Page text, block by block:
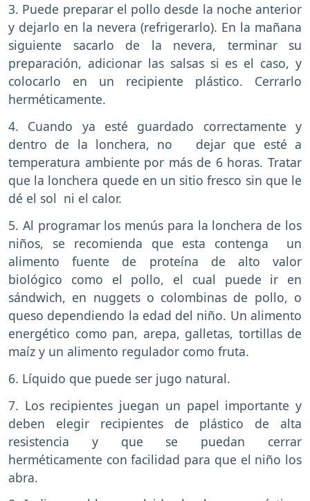
3. Puede preparar el pollo desde la noche anterior
y dejarlo en la nevera (refrigerarlo). En la mañana
siguiente sacarlo de la nevera, terminar su
preparación, adicionar las salsas si es el caso, y
colocarlo en un recipiente plástico. Cerrarlo
herméticamente.
4. Cuando ya esté guardado correctamente y
dentro de la lonchera, no dejar que esté a
temperatura ambiente por más de 6 horas. Tratar
que la lonchera quede en un sitio fresco sin que le
dé el sol ni el calor.
5. Al programar los menús para la lonchera de los
niños, se recomienda que esta contenga un
alimento fuente de proteína de alto valor
biológico como el pollo, el cual puede ir en
sándwich, en nuggets o colombinas de pollo, o
queso dependiendo la edad del niño. Un alimento
energético como pan, arepa, galletas, tortillas de
maíz y un alimento regulador como fruta.
6. Líquido que puede ser jugo natural.
7. Los recipientes juegan un papel importante y
deben elegir recipientes de plástico de alta
resistencia y que se puedan cerrar
herméticamente con facilidad para que el niño los
abra.